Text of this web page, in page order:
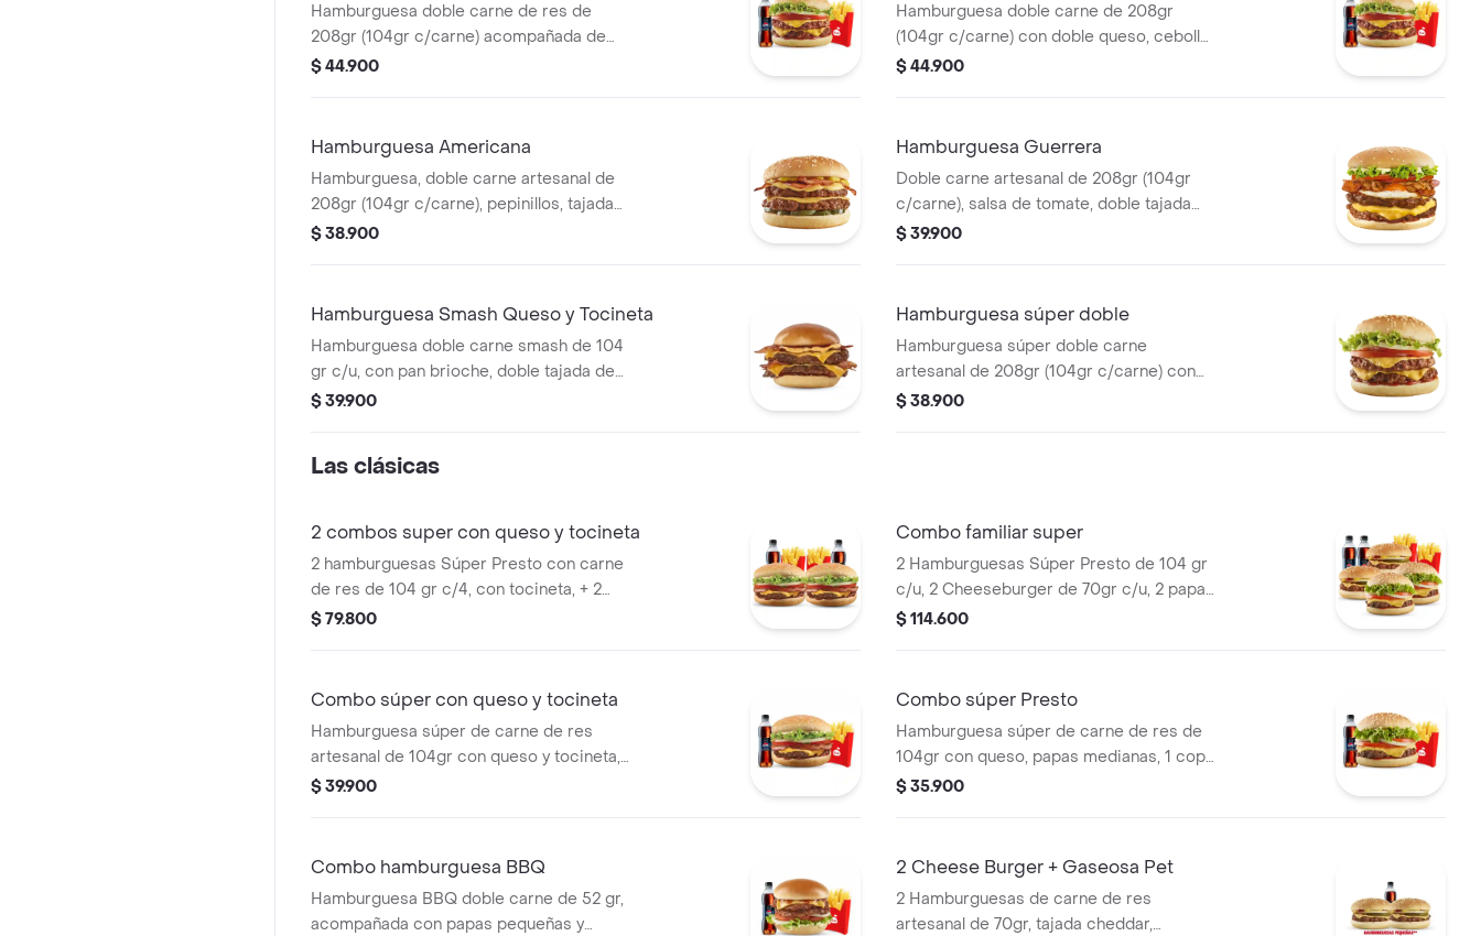
Hamburguesa doble carne de res de
208gr (104gr c/carne) acompañada de
unas papas medianas, 1 copa de salsa
$ 44.900
Hamburguesa doble carne de 208gr
(104gr c/carne) con doble queso, cebolla,
tomate, lechuga, salsa presto y de
$ 44.900
Hamburguesa Americana
Hamburguesa, doble carne artesanal de
208gr (104gr c/carne), pepinillos, tajada
cheddar y aderezo cheddar, tocineta en
$ 38.900
Hamburguesa Guerrera
Doble carne artesanal de 208gr (104gr
c/carne), salsa de tomate, doble tajada
cheddar, cebolla grillé, tomate, huevo frito
$ 39.900
Hamburguesa Smash Queso y Tocineta
Hamburguesa doble carne smash de 104
gr c/u, con pan brioche, doble tajada de
queso cheddar, doble porción de
$ 39.900
Hamburguesa súper doble
Hamburguesa súper doble carne
artesanal de 208gr (104gr c/carne) con
doble queso, cebolla, tomate, lechuga,
$ 38.900
Las clásicas
2 combos super con queso y tocineta
2 hamburguesas Súper Presto con carne
de res de 104 gr c/4, con tocineta, + 2
papas pequeñas y 2 bebidas pet 400ml.
$ 79.800
Combo familiar super
2 Hamburguesas Súper Presto de 104 gr
c/u, 2 Cheeseburger de 70gr c/u, 2 papas
grandes y 2 gaseosas 400 ml
$ 114.600
Combo súper con queso y tocineta
Hamburguesa súper de carne de res
artesanal de 104gr con queso y tocineta,
papas pequeñas, 1 copa de salsa Presto y
$ 39.900
Combo súper Presto
Hamburguesa súper de carne de res de
104gr con queso, papas medianas, 1 copa
de salsa Presto y gaseosa 400 ml.
$ 35.900
Combo hamburguesa BBQ
Hamburguesa BBQ doble carne de 52 gr,
acompañada con papas pequeñas y
2 Cheese Burger + Gaseosa Pet
2 Hamburguesas de carne de res
artesanal de 70gr, tajada cheddar,